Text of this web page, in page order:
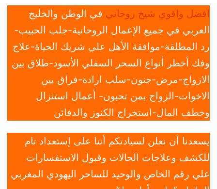
افضل واقوي شيخ روحاني في الوطن والخليج
العربي في جميع الإعمال الروحانية-جلب الحبيب-
رد المطلقة-موافقة الأهل علي شريك الحياة-علاج
وفك أخطر أنواع السحر السفلي الأسود-طلاق بين
الازواج-مرض-جنون-سلب ارادة-فراق بين
الاخوات-الزواج بمن تحبون- أعمال استنزال
وخطف المال-استخراج الكنوز والدفائن
يسعدنا أن نعلن لسيادتكم أننا على إستعداد تام
للكشف وعلاجات الحالات وقبول الاستفسارات
علي رقم الخاص والوحيد للساحر اليهودي المغربي